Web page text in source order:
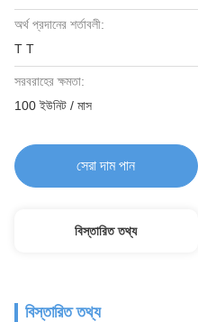
অর্থ প্রদানের শর্তাবলী:
T T
সরবরাহের ক্ষমতা:
100 ইউনিট / মাস
সেরা দাম পান
বিস্তারিত তথ্য
বিস্তারিত তথ্য